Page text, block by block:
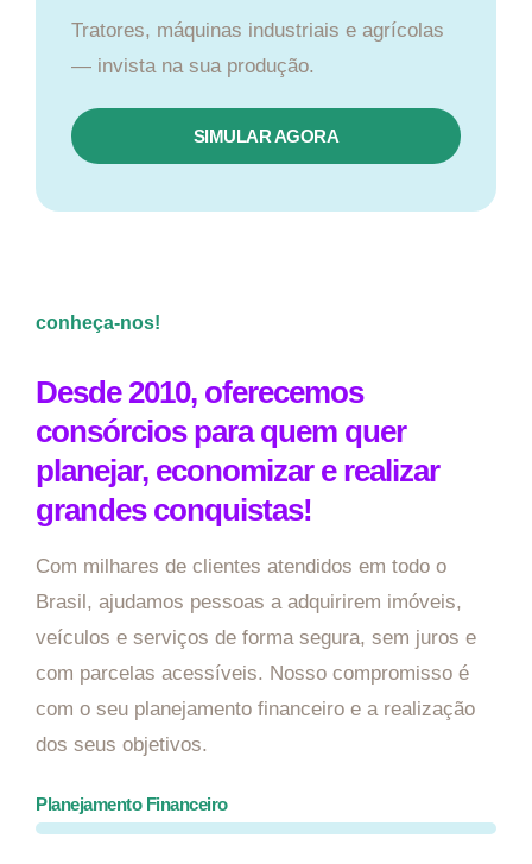
Tratores, máquinas industriais e agrícolas
— invista na sua produção.
SIMULAR AGORA
conheça-nos!
Desde 2010, oferecemos
consórcios para quem quer
planejar, economizar e realizar
grandes conquistas!
Com milhares de clientes atendidos em todo o
Brasil, ajudamos pessoas a adquirirem imóveis,
veículos e serviços de forma segura, sem juros e
com parcelas acessíveis. Nosso compromisso é
com o seu planejamento financeiro e a realização
dos seus objetivos.
Planejamento Financeiro